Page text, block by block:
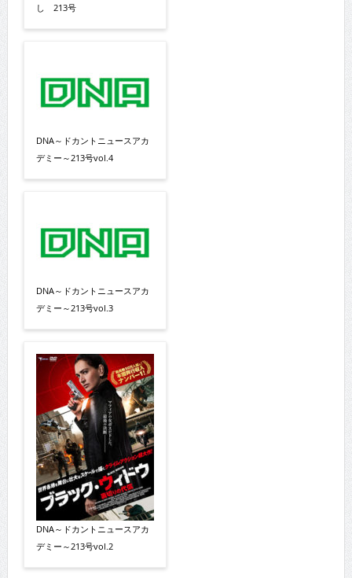
し 213号
DNA～ドカントニュースアカ
デミー～213号vol.4
DNA～ドカントニュースアカ
デミー～213号vol.3
DNA～ドカントニュースアカ
デミー～213号vol.2